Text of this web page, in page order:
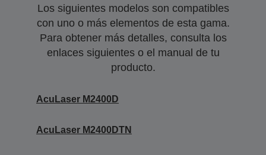
Los siguientes modelos son compatibles
con uno o más elementos de esta gama.
Para obtener más detalles, consulta los
enlaces siguientes o el manual de tu
producto.
AcuLaser M2400D
AcuLaser M2400DTN